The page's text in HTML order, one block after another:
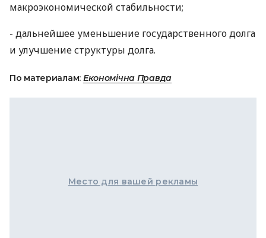
макроэкономической стабильности;
- дальнейшее уменьшение государственного долга
и улучшение структуры долга.
По материалам: Економічна Правда
Место для вашей рекламы